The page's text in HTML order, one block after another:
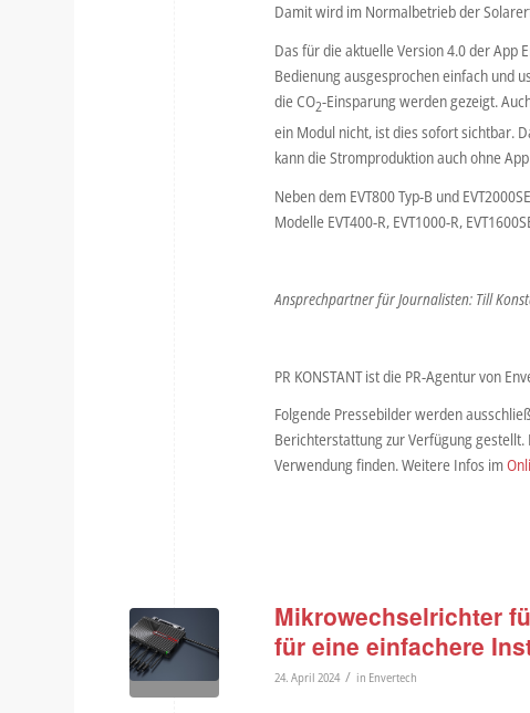
Damit wird im Normalbetrieb der
Das für die aktuelle Version 4.0 der App
Bedienung ausgesprochen einfach und
die CO2-Einsparung werden gezeigt.
ein Modul nicht, ist dies sofort sichtbar.
kann die Stromproduktion auch ohne
Neben dem EVT800 Typ-B und
Modelle EVT400-R, EVT1000-R,
Ansprechpartner für Journalisten: Till
PR KONSTANT ist die PR-Agentur von
Folgende Pressebilder werden
Berichterstattung zur Verfügung
Verwendung finden. Weitere Infos im
Mikrowechselrichter
für eine einfachere
24. April 2024 / in Envertech